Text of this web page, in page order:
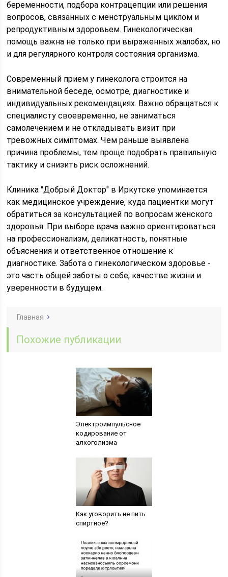
беременности, подбора контрацепции или решения
вопросов, связанных с менструальным циклом и
репродуктивным здоровьем. Гинекологическая
помощь важна не только при выраженных жалобах, но
и для регулярного контроля состояния организма.
Современный прием у гинеколога строится на
внимательной беседе, осмотре, диагностике и
индивидуальных рекомендациях. Важно обращаться к
специалисту своевременно, не заниматься
самолечением и не откладывать визит при
тревожных симптомах. Чем раньше выявлена
причина проблемы, тем проще подобрать правильную
тактику и снизить риск осложнений.
Клиника "Добрый Доктор" в Иркутске упоминается
как медицинское учреждение, куда пациентки могут
обратиться за консультацией по вопросам женского
здоровья. При выборе врача важно ориентироваться
на профессионализм, деликатность, понятные
объяснения и ответственное отношение к
диагностике. Забота о гинекологическом здоровье -
это часть общей заботы о себе, качестве жизни и
уверенности в будущем.
Главная
Похожие публикации
Электроимпульсное
кодирование от
алкоголизма
Как уговорить не пить
спиртное?